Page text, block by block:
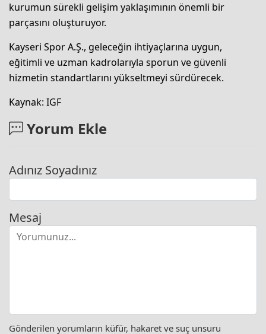
kurumun sürekli gelişim yaklaşımının önemli bir
parçasını oluşturuyor.
Kayseri Spor A.Ş., geleceğin ihtiyaçlarına uygun,
eğitimli ve uzman kadrolarıyla sporun ve güvenli
hizmetin standartlarını yükseltmeyi sürdürecek.
Kaynak: IGF
Yorum Ekle
Adınız Soyadınız
Mesaj
Gönderilen yorumların küfür, hakaret ve suç unsuru